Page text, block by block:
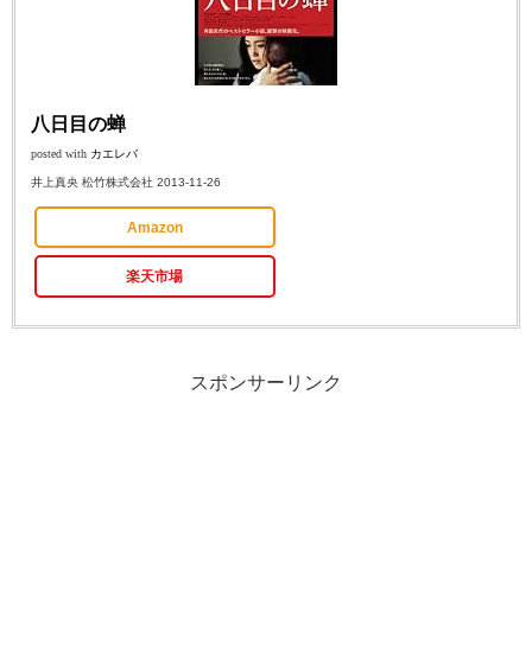
八日目の蝉
posted with カエレバ
井上真央 松竹株式会社 2013-11-26
Amazon
楽天市場
スポンサーリンク